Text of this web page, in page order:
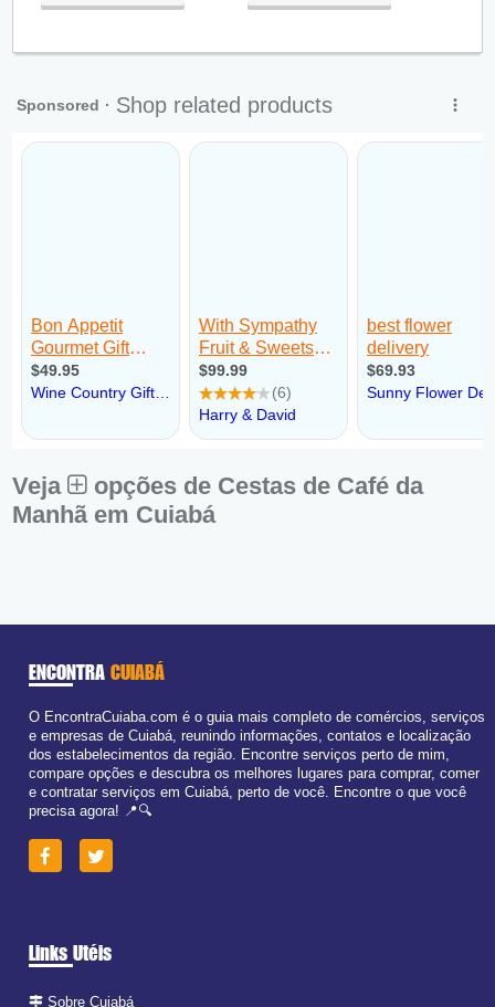
Qua:
09:00 - 18:00
Sex:
09:00 - 18:00
Veja
opções de Cestas de Café da
Manhã em Cuiabá
ENCONTRA CUIABÁ
O EncontraCuiaba.com é o guia mais completo de comércios, serviços
e empresas de Cuiabá, reunindo informações, contatos e localização
dos estabelecimentos da região. Encontre serviços perto de mim,
compare opções e descubra os melhores lugares para comprar, comer
e contratar serviços em Cuiabá, perto de você. Encontre o que você
precisa agora! 📍🔍
Links Utéis
Sobre Cuiabá